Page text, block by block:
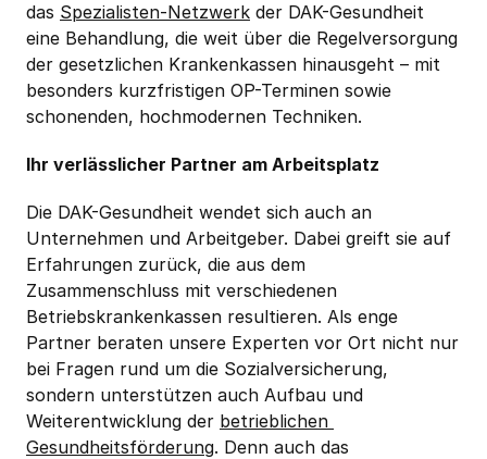
das Spezialisten-Netzwerk der DAK-Gesundheit
eine Behandlung, die weit über die Regelversorgung
der gesetzlichen Krankenkassen hinausgeht – mit
besonders kurzfristigen OP-Terminen sowie
schonenden, hochmodernen Techniken.
Ihr verlässlicher Partner am Arbeitsplatz
Die DAK-Gesundheit wendet sich auch an
Unternehmen und Arbeitgeber. Dabei greift sie auf
Erfahrungen zurück, die aus dem
Zusammenschluss mit verschiedenen
Betriebskrankenkassen resultieren. Als enge
Partner beraten unsere Experten vor Ort nicht nur
bei Fragen rund um die Sozialversicherung,
sondern unterstützen auch Aufbau und
Weiterentwicklung der betrieblichen
Gesundheitsförderung. Denn auch das